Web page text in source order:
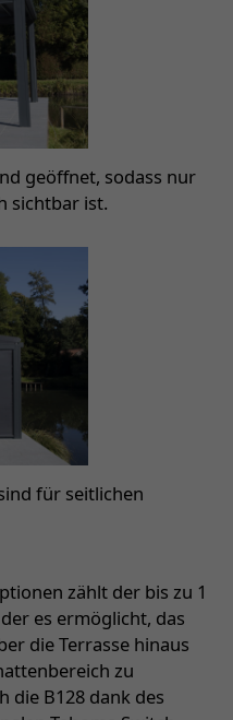
geöffnet, sodass nur
sichtbar ist.
für seitlichen
zählt der bis zu 1
es ermöglicht, das
die Terrasse hinaus
zu
die B128 dank des